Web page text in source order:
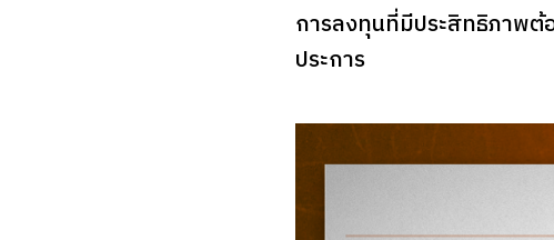
การลงทุนที่มีประสิทธิภาพต้
ประการ